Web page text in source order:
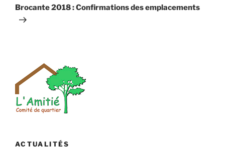
suivant
Brocante 2018 : Confirmations des emplacements
ACTUALITÉS